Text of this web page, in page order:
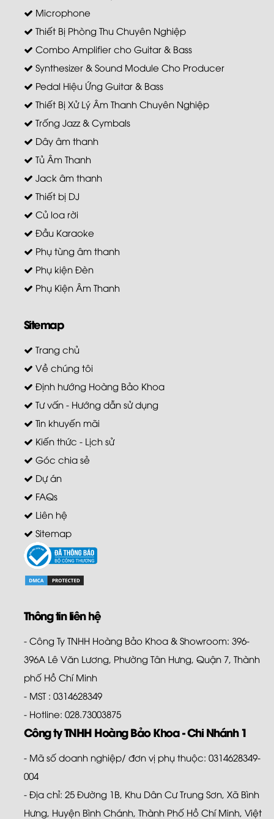
Microphone
Thiết Bị Phòng Thu Chuyên Nghiệp
Combo Amplifier cho Guitar & Bass
Synthesizer & Sound Module Cho Producer
Pedal Hiệu Ứng Guitar & Bass
Thiết Bị Xử Lý Âm Thanh Chuyên Nghiệp
Trống Jazz & Cymbals
Dây âm thanh
Tủ Âm Thanh
Jack âm thanh
Thiết bị DJ
Củ loa rời
Đầu Karaoke
Phụ tùng âm thanh
Phụ kiện Đèn
Phụ Kiện Âm Thanh
Sitemap
Trang chủ
Về chúng tôi
Định hướng Hoàng Bảo Khoa
Tư vấn - Hướng dẫn sử dụng
Tin khuyến mãi
Kiến thức - Lịch sử
Góc chia sẻ
Dự án
FAQs
Liên hệ
Sitemap
Thông tin liên hệ
- Công Ty TNHH Hoàng Bảo Khoa & Showroom: 396-
396A Lê Văn Lương, Phường Tân Hưng, Quận 7, Thành
phố Hồ Chí Minh
- MST : 0314628349
- Hotline: 028.73003875
Công ty TNHH Hoàng Bảo Khoa - Chi Nhánh 1
- Mã số doanh nghiệp/ đơn vị phụ thuộc: 0314628349-
004
- Địa chỉ: 25 Đường 1B, Khu Dân Cư Trung Sơn, Xã Bình
Hưng, Huyện Bình Chánh, Thành Phố Hồ Chí Minh, Việt